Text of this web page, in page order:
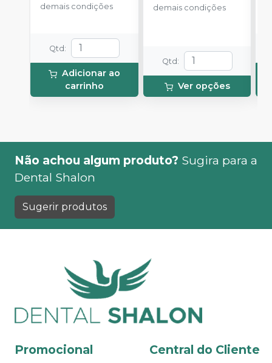
demais condições
Qtd :
Adicionar ao
carrinho
demais condições
Qtd :
Ver opções
Não achou algum produto? Sugira para a
Dental Shalon
Sugerir produtos
Promocional Central do Cliente